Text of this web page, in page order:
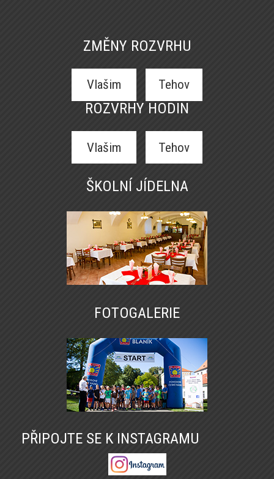
ZMĚNY ROZVRHU
Vlašim Tehov
ROZVRHY HODIN
Vlašim Tehov
ŠKOLNÍ JÍDELNA
FOTOGALERIE
PŘIPOJTE SE K INSTAGRAMU